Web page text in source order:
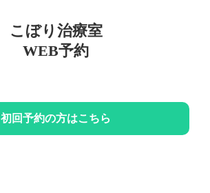
こぼり治療室
WEB予約
初回予約の方はこちら